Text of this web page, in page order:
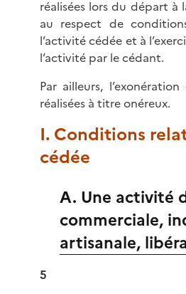
réalisées lors du départ
au respect de
l’activité cédée et à
l’activité par le cédant.
Par ailleurs,
réalisées à titre onéreux.
I. Conditions
cédée
A. Une activité
commerciale,
artisanale,
5